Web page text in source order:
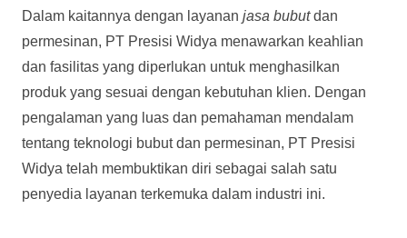
Dalam kaitannya dengan layanan jasa bubutdan
permesinan, PT Presisi Widya menawarkan keahlian
dan fasilitas yang diperlukan untuk menghasilkan
produk yang sesuai dengan kebutuhan klien. Dengan
pengalaman yang luas dan pemahaman mendalam
tentang teknologi bubut dan permesinan, PT Presisi
Widya telah membuktikan diri sebagai salah satu
penyedia layanan terkemuka dalam industri ini.